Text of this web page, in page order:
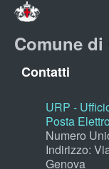
Comune di
Contatti
URP -
Posta
Numero
Indirizzo:
Genova